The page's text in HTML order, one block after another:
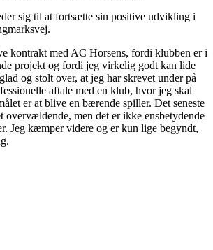
sig til at fortsætte sin positive udvikling i
kontrakt med AC Horsens, fordi klubben er i
projekt og fordi jeg virkelig godt kan lide
og stolt over, at jeg har skrevet under på
aftale med en klub, hvor jeg skal
er at blive en bærende spiller. Det seneste
overvældende, men det er ikke ensbetydende
Jeg kæmper videre og er kun lige begyndt,